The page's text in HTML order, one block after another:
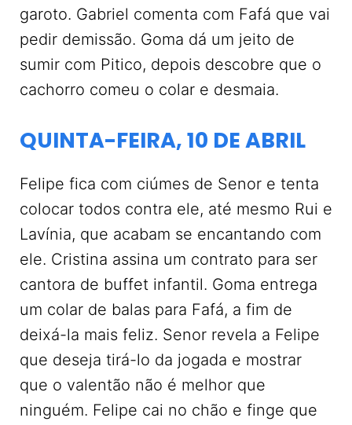
garoto. Gabriel comenta com Fafá que vai
pedir demissão. Goma dá um jeito de
sumir com Pitico, depois descobre que o
cachorro comeu o colar e desmaia.
QUINTA-FEIRA, 10 DE ABRIL
Felipe fica com ciúmes de Senor e tenta
colocar todos contra ele, até mesmo Rui e
Lavínia, que acabam se encantando com
ele. Cristina assina um contrato para ser
cantora de buffet infantil. Goma entrega
um colar de balas para Fafá, a fim de
deixá-la mais feliz. Senor revela a Felipe
que deseja tirá-lo da jogada e mostrar
que o valentão não é melhor que
ninguém. Felipe cai no chão e finge que